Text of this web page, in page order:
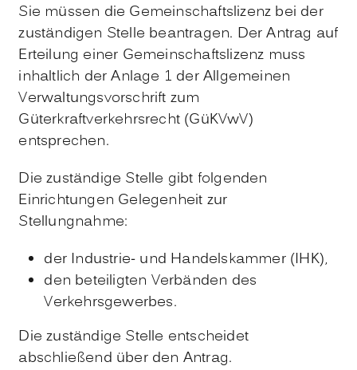
Sie müssen die Gemeinschaftslizenz bei der
zuständigen Stelle beantragen. Der Antrag auf
Erteilung einer Gemeinschaftslizenz muss
inhaltlich der Anlage 1 der Allgemeinen
Verwaltungsvorschrift zum
Güterkraftverkehrsrecht (GüKVwV)
entsprechen.
Die zuständige Stelle gibt folgenden
Einrichtungen Gelegenheit zur
Stellungnahme:
der Industrie- und Handelskammer (IHK),
den beteiligten Verbänden des
Verkehrsgewerbes.
Die zuständige Stelle entscheidet
abschließend über den Antrag.